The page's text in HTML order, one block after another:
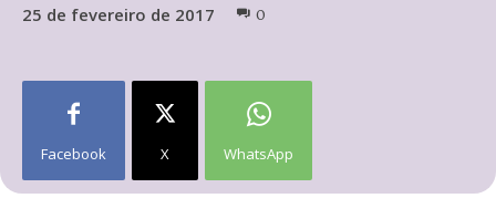
25 de fevereiro de 2017 0
Facebook X WhatsApp